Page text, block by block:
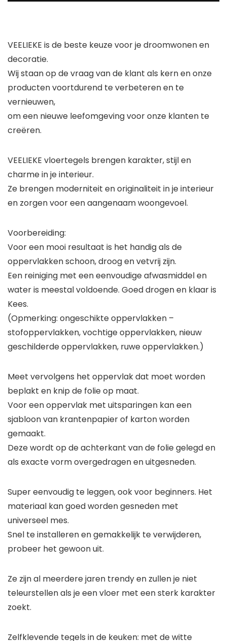
VEELIEKE is de beste keuze voor je droomwonen en
decoratie.
Wij staan op de vraag van de klant als kern en onze
producten voortdurend te verbeteren en te
vernieuwen,
om een nieuwe leefomgeving voor onze klanten te
creëren.
VEELIEKE vloertegels brengen karakter, stijl en
charme in je interieur.
Ze brengen moderniteit en originaliteit in je interieur
en zorgen voor een aangenaam woongevoel.
Voorbereiding:
Voor een mooi resultaat is het handig als de
oppervlakken schoon, droog en vetvrij zijn.
Een reiniging met een eenvoudige afwasmiddel en
water is meestal voldoende. Goed drogen en klaar is
Kees.
(Opmerking: ongeschikte oppervlakken –
stofoppervlakken, vochtige oppervlakken, nieuw
geschilderde oppervlakken, ruwe oppervlakken.)
Meet vervolgens het oppervlak dat moet worden
beplakt en knip de folie op maat.
Voor een oppervlak met uitsparingen kan een
sjabloon van krantenpapier of karton worden
gemaakt.
Deze wordt op de achterkant van de folie gelegd en
als exacte vorm overgedragen en uitgesneden.
Super eenvoudig te leggen, ook voor beginners. Het
materiaal kan goed worden gesneden met
universeel mes.
Snel te installeren en gemakkelijk te verwijderen,
probeer het gewoon uit.
Ze zijn al meerdere jaren trendy en zullen je niet
teleurstellen als je een vloer met een sterk karakter
zoekt.
Zelfklevende tegels in de keuken: met de witte